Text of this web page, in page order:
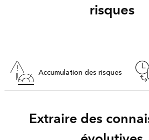
risques
Accumulation des risques
Extraire des